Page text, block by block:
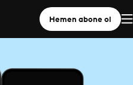
Hemen abone ol